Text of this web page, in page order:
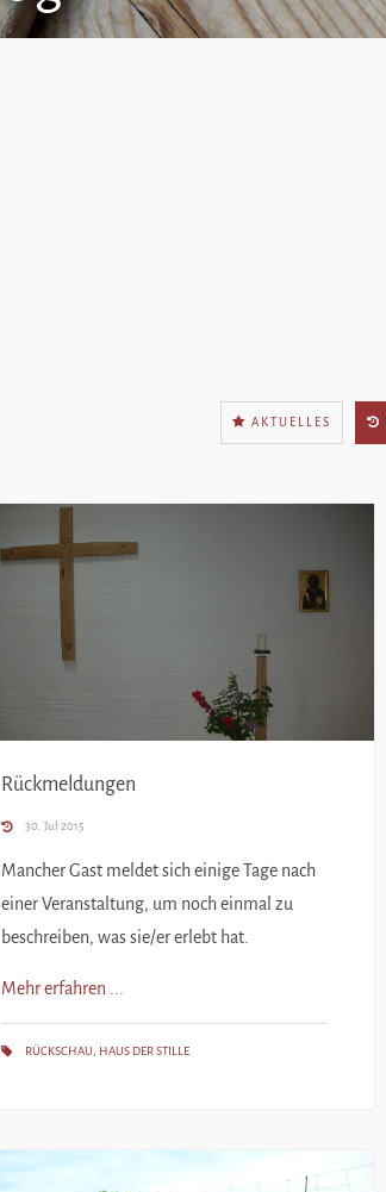
AKTUELLES
Rückmeldungen
30. Jul 2015
Mancher Gast meldet sich einige Tage nach
einer Veranstaltung, um noch einmal zu
beschreiben, was sie/er erlebt hat.
Mehr erfahren ...
RÜCKSCHAU HAUS DER STILLE